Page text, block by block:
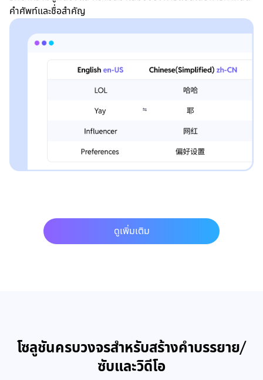
คำศัพท์และชื่อสำคัญ
ดูเพิ่มเติม
โซลูชันครบวงจรสำหรับสร้างคำบรรยาย/
ซับและวิดีโอ